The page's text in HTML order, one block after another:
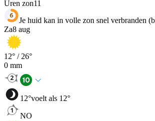
Uren zon11
Je huid kan in volle zon snel verbranden
Za8 aug
12° / 26°
0 mm
12°voelt als 12°
NO